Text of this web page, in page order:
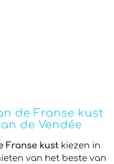
de Franse kust
de Vendée
Franse kustkiezen in
van het beste van